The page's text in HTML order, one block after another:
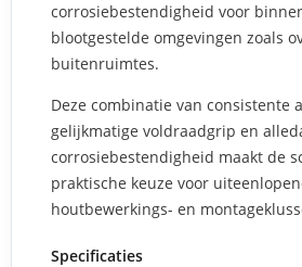
corrosiebestendigheid voor
blootgestelde omgevingen zoals
buitenruimtes.
Deze combinatie van consistente
gelijkmatige voldraadgrip en
corrosiebestendigheid maakt de
praktische keuze voor
houtbewerkings- en
Specificaties